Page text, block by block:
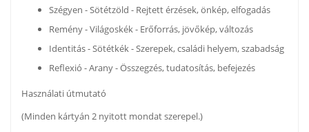
Szégyen - Sötétzöld - Rejtett érzések, önkép, elfogadás
Remény - Világoskék - Erőforrás, jövőkép, változás
Identitás - Sötétkék - Szerepek, családi helyem, szabadság
Reflexió - Arany - Összegzés, tudatosítás, befejezés
Használati útmutató
(Minden kártyán 2 nyitott mondat szerepel.)